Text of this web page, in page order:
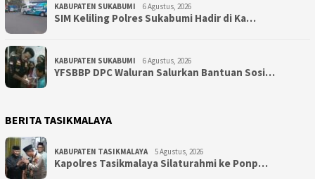
KABUPATEN SUKABUMI 6 Agustus, 2026
SIM Keliling Polres Sukabumi Hadir di Ka…
KABUPATEN SUKABUMI 6 Agustus, 2026
YFSBBP DPC Waluran Salurkan Bantuan Sosi…
BERITA TASIKMALAYA
KABUPATEN TASIKMALAYA 5 Agustus, 2026
Kapolres Tasikmalaya Silaturahmi ke Ponp…